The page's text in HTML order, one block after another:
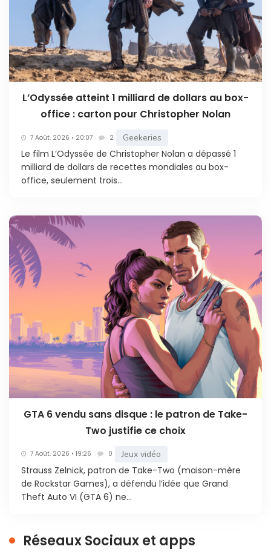
L’Odyssée atteint 1 milliard de dollars au box-
office : carton pour Christopher Nolan
7 Août. 2026 • 20:07 2 Geekeries
Le film L’Odyssée de Christopher Nolan a dépassé 1
milliard de dollars de recettes mondiales au box-
office, seulement trois...
GTA 6 vendu sans disque : le patron de Take-
Two justifie ce choix
7 Août. 2026 • 19:26 0 Jeux vidéo
Strauss Zelnick, patron de Take-Two (maison-mère
de Rockstar Games), a défendu l’idée que Grand
Theft Auto VI (GTA 6) ne...
Réseaux Sociaux et apps